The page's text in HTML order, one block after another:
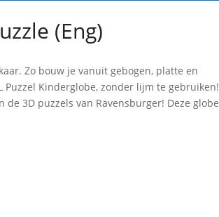
(Eng)
Zo bouw je vanuit gebogen, platte en
Puzzel Kinderglobe, zonder lijm te gebruiken!
3D puzzels van Ravensburger! Deze globe